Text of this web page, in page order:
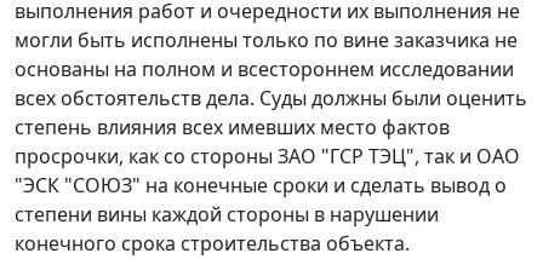
выполнения работ и очередности их выполнения не
могли быть исполнены только по вине заказчика не
основаны на полном и всестороннем исследовании
всех обстоятельств дела. Суды должны были оценить
степень влияния всех имевших место фактов
просрочки, как со стороны ЗАО "ГСР ТЭЦ", так и ОАО
"ЭСК "СОЮЗ" на конечные сроки и сделать вывод о
степени вины каждой стороны в нарушении
конечного срока строительства объекта.